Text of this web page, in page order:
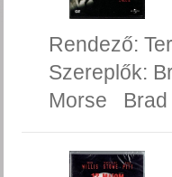
Rendező:
Szereplők:
Morse
Brad